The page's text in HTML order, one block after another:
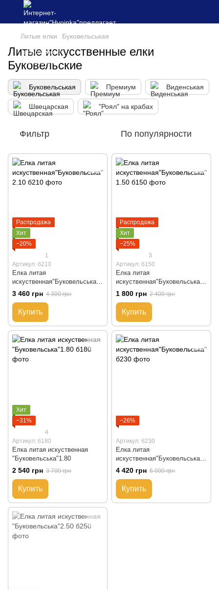
Литые елки Буковельськая
Литые искусственные елки
Буковельские
Буковельськая Премиум Виденськая
Швецарская "Роял" на крабах
Фильтр По популярности
Распродажа
Хит
−20%
1
Артикул: б210
Елка литая
искуственная"Буковельська"
2.10
3 460 грн 4 300 грн
Купить
Распродажа
Хит
−25%
3
Артикул: б150
Елка литая
искуственная"Буковельська"
1.50
1 800 грн 2 400 грн
Купить
Хит
−31%
4
Артикул: б180
Елка литая искуственная
"Буковельська"1.80
2 540 грн 3 700 грн
Купить
−26%
Артикул: б230
Елка литая
искуственная"Буковельська"2
.30
4 420 грн 6 000 грн
Купить